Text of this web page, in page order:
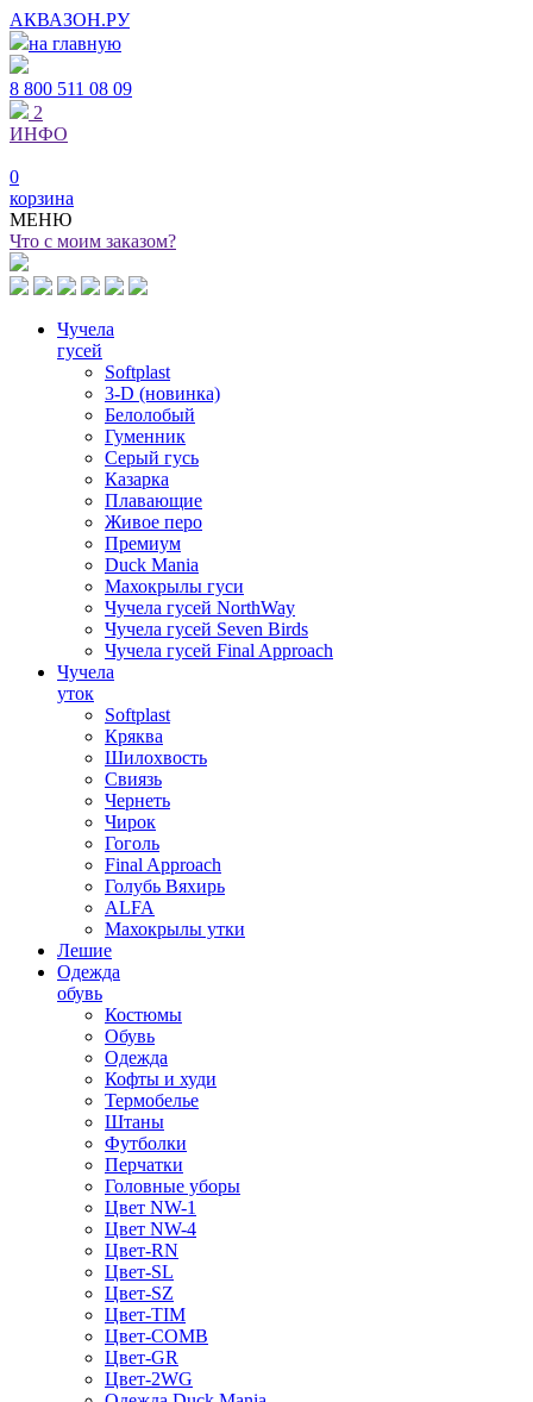
АКВАЗОН.РУ
на главную
8 800 511 08 09
2
ИНФО
0
корзина
МЕНЮ
Что с моим заказом?
Чучела
гусей
Softplast
3-D (новинка)
Белолобый
Гуменник
Серый гусь
Казарка
Плавающие
Живое перо
Премиум
Duck Mania
Махокрылы гуси
Чучела гусей NorthWay
Чучела гусей Seven Birds
Чучела гусей Final Approach
Чучела
уток
Softplast
Кряква
Шилохвость
Свиязь
Чернеть
Чирок
Гоголь
Final Approach
Голубь Вяхирь
ALFA
Махокрылы утки
Лешие
Одежда
обувь
Костюмы
Обувь
Одежда
Кофты и худи
Термобелье
Штаны
Футболки
Перчатки
Головные уборы
Цвет NW-1
Цвет NW-4
Цвет-RN
Цвет-SL
Цвет-SZ
Цвет-TIM
Цвет-COMB
Цвет-GR
Цвет-2WG